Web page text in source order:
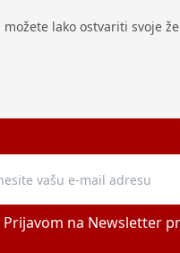
lako ostvariti svoje
Prijavom na Newsletter